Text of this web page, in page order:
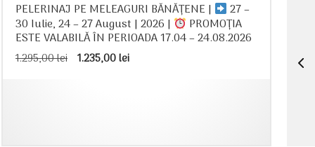
PELERINAJ PE MELEAGURI BĂNĂȚENE | 27 –
30 Iulie, 24 – 27 August | 2026 | PROMOȚIA
ESTE VALABILĂ ÎN PERIOADA 17.04 – 24.08.2026
1.295,00lei Prețul
1.235,00leiPrețul